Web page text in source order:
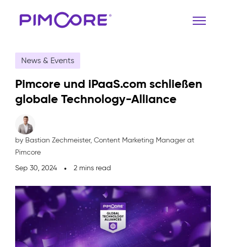
News & Events
Pimcore und iPaaS.com schließen
globale Technology-Alliance
by Bastian Zechmeister, Content Marketing Manager at
Pimcore
Sep 30, 2024
2 mins read